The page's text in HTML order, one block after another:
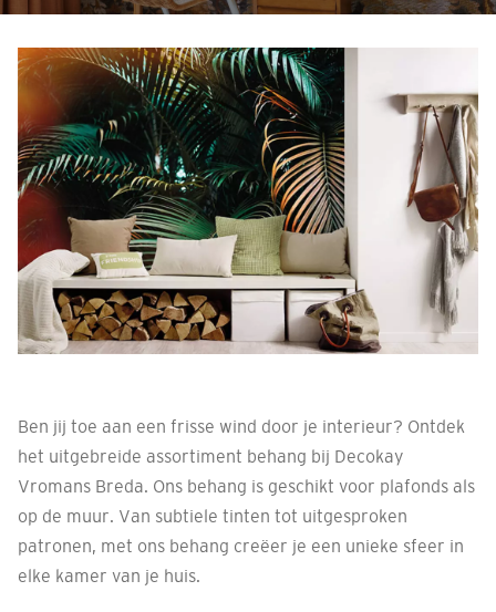
Ben jij toe aan een frisse wind door je interieur? Ontdek
het uitgebreide assortiment behang bij Decokay
Vromans Breda. Ons behang is geschikt voor plafonds als
op de muur. Van subtiele tinten tot uitgesproken
patronen, met ons behang creëer je een unieke sfeer in
elke kamer van je huis.